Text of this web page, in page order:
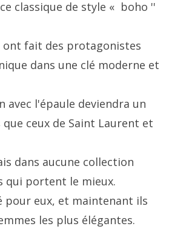
classique de style « boho ''
ont fait des protagonistes
dans une clé moderne et
avec l'épaule deviendra un
ceux de Saint Laurent et
dans aucune collection
qui portent le mieux.
pour eux, et maintenant ils
les plus élégantes.